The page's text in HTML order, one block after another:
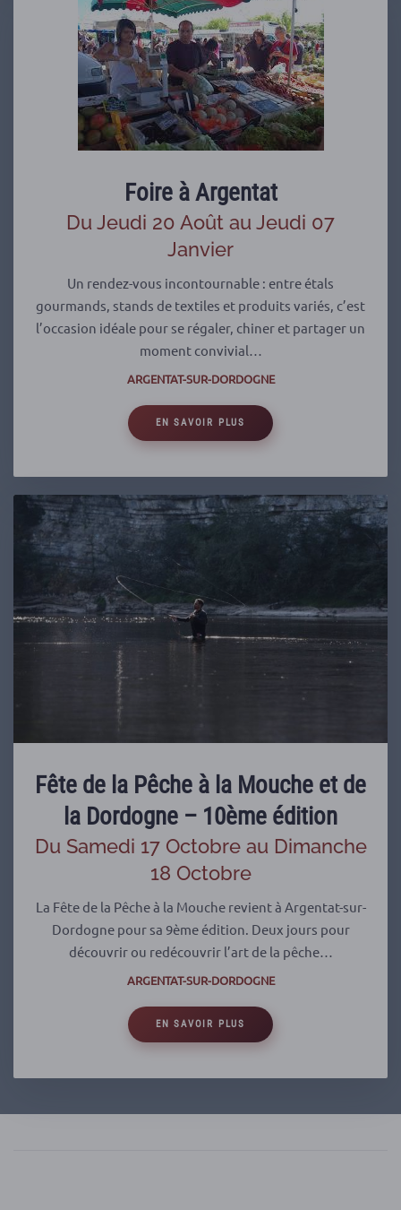
Foire à Argentat
Du Jeudi 20 Août au Jeudi 07
Janvier
Un rendez-vous incontournable : entre étals
gourmands, stands de textiles et produits variés, c’est
l’occasion idéale pour se régaler, chiner et partager un
moment convivial…
ARGENTAT-SUR-DORDOGNE
EN SAVOIR PLUS
Fête de la Pêche à la Mouche et de
la Dordogne – 10ème édition
Du Samedi 17 Octobre au Dimanche
18 Octobre
La Fête de la Pêche à la Mouche revient à Argentat-sur-
Dordogne pour sa 9ème édition. Deux jours pour
découvrir ou redécouvrir l’art de la pêche…
ARGENTAT-SUR-DORDOGNE
EN SAVOIR PLUS